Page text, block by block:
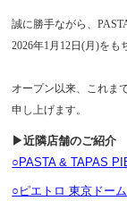
誠に勝手ながら、
2026年1月12日(月)をも
オープン以来、これま
申し上げます。
▶近隣店舗のご紹介
○PASTA & TAPAS
○ピエトロ 東京ドー